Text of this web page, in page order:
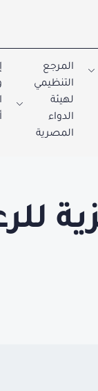
المرجع
التنظيمي
لهيئة
الدواء
المصرية